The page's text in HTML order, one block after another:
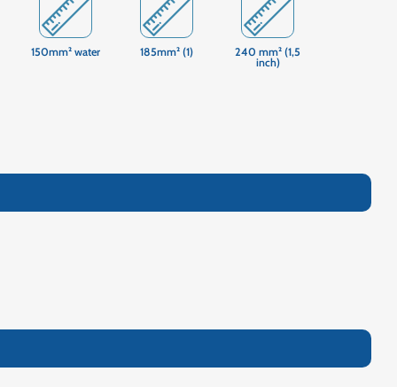
150mm² water 185mm² (1)
240 mm² (1,5
inch)